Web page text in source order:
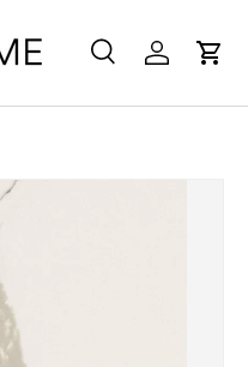
Søk Logg In